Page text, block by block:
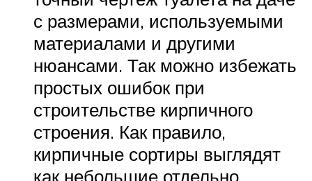
с размерами, используемыми
материалами и другими
нюансами. Так можно избежать
простых ошибок при
строительстве кирпичного
строения. Как правило,
кирпичные сортиры выглядят
как небольшие отдельно